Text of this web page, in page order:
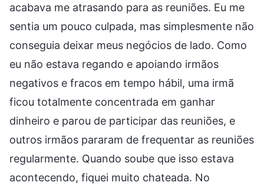
acabava me atrasando para as reuniões. Eu me
sentia um pouco culpada, mas simplesmente não
conseguia deixar meus negócios de lado. Como
eu não estava regando e apoiando irmãos
negativos e fracos em tempo hábil, uma irmã
ficou totalmente concentrada em ganhar
dinheiro e parou de participar das reuniões, e
outros irmãos pararam de frequentar as reuniões
regularmente. Quando soube que isso estava
acontecendo, fiquei muito chateada. No